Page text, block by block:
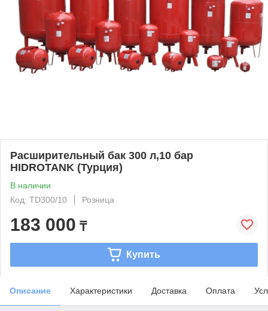
Расширительный бак 300 л,10 бар
HIDROTANK (Турция)
В наличии
Код: TD300/10
Розница
183 000 ₸
Купить
Описание Характеристики Доставка Оплата